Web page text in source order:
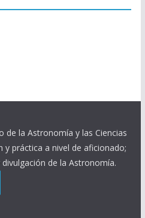
de la Astronomía y las Ciencias
y práctica a nivel de aficionado;
de la Astronomía.